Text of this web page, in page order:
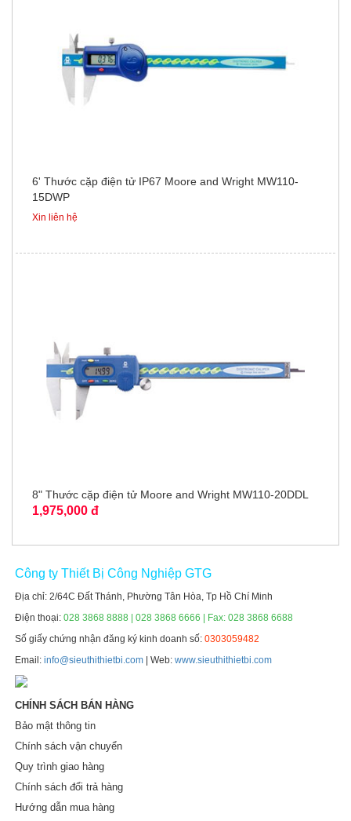
6' Thước cặp điện tử IP67 Moore and Wright MW110-
15DWP
Xin liên hệ
8" Thước cặp điện tử Moore and Wright MW110-20DDL
1,975,000 đ
Công ty Thiết Bị Công Nghiệp GTG
Địa chỉ: 2/64C Đất Thánh, Phường Tân Hòa, Tp Hồ Chí Minh
Điện thoại:028 3868 8888 | 028 3868 6666 | Fax: 028 3868 6688
Số giấy chứng nhận đăng ký kinh doanh số:0303059482
Email:info@sieuthithietbi.com | Web:www.sieuthithietbi.com
CHÍNH SÁCH BÁN HÀNG
Bảo mật thông tin
Chính sách vận chuyển
Quy trình giao hàng
Chính sách đổi trả hàng
Hướng dẫn mua hàng